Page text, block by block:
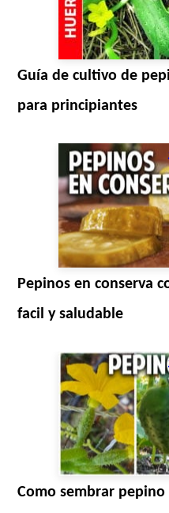
Guía de cultivo de
para principiantes
Pepinos en conserva
facil y saludable
Como sembrar pepino